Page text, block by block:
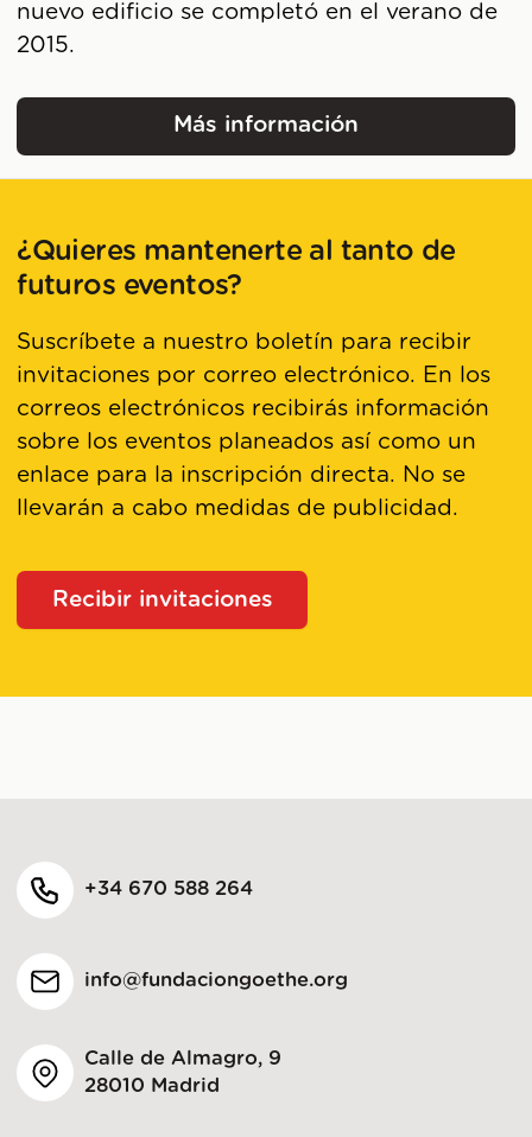
nuevo edificio se completó en el verano de
2015.
Más información
¿Quieres mantenerte al tanto de
futuros eventos?
Suscríbete a nuestro boletín para recibir
invitaciones por correo electrónico. En los
correos electrónicos recibirás información
sobre los eventos planeados así como un
enlace para la inscripción directa. No se
llevarán a cabo medidas de publicidad.
Recibir invitaciones
+34 670 588 264
info@fundaciongoethe.org
Calle de Almagro, 9
28010 Madrid